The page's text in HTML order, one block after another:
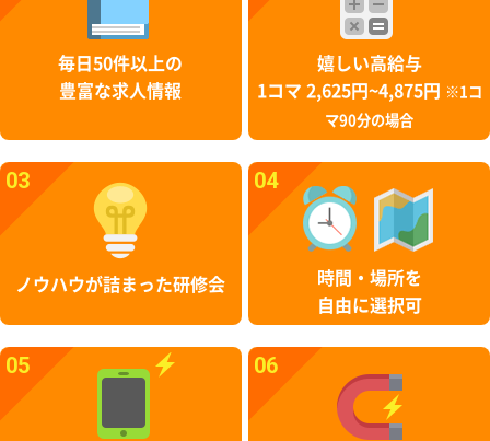
毎日50件以上の
豊富な求人情報
嬉しい高給与
1コマ 2,625円~4,875円
※1コ
マ90分の場合
03
ノウハウが詰まった研修会
04
時間・場所を
自由に選択可
05 06